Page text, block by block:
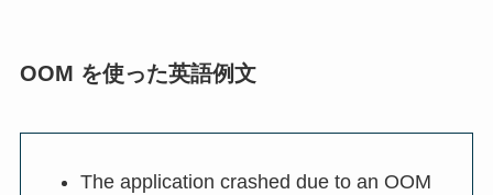
OOM を使った英語例文
The application crashed due to an OOM